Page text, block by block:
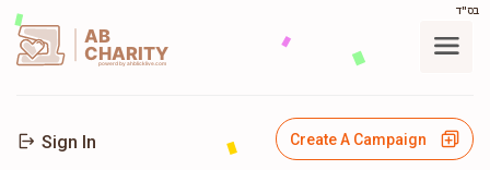
בס"ד
AB
CHARITY
powerd by ahblicklive.com
Sign In Create A Campaign